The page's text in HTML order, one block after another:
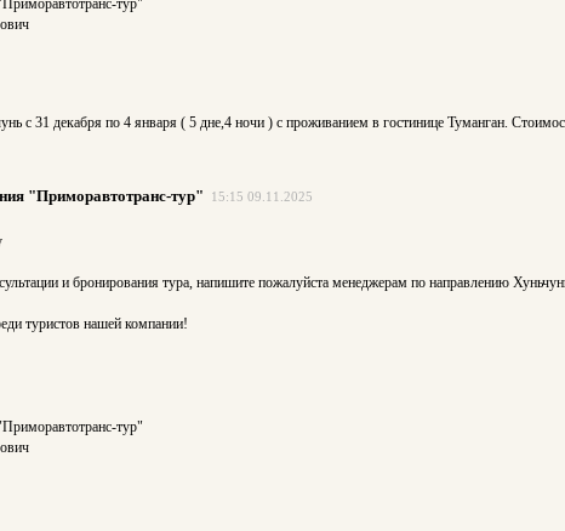
тур"
с 31 декабря по 4 января ( 5 дне,4 ночи ) с проживанием в гостинице Туманган.
"Приморавтотранс-тур" 15:15 09.11.2025
и бронирования тура, напишите пожалуйста менеджерам по направлению
туристов нашей компании!
тур"